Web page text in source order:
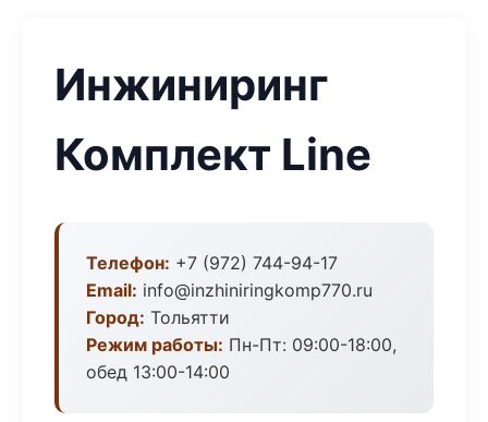
Инжиниринг
Комплект Line
Телефон: +7 (972) 744-94-17
Email: info@inzhiniringkomp770.ru
Город: Тольятти
Режим работы: Пн-Пт: 09:00-18:00,
обед 13:00-14:00